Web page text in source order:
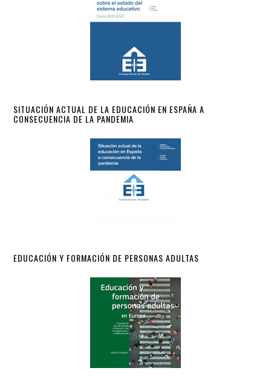
SITUACIÓN ACTUAL DE LA EDUCACIÓN EN ESPAÑA A
CONSECUENCIA DE LA PANDEMIA
EDUCACIÓN Y FORMACIÓN DE PERSONAS ADULTAS